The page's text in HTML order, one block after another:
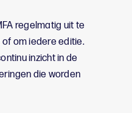
regelmatig uit te
om iedere editie.
inzicht in de
die worden